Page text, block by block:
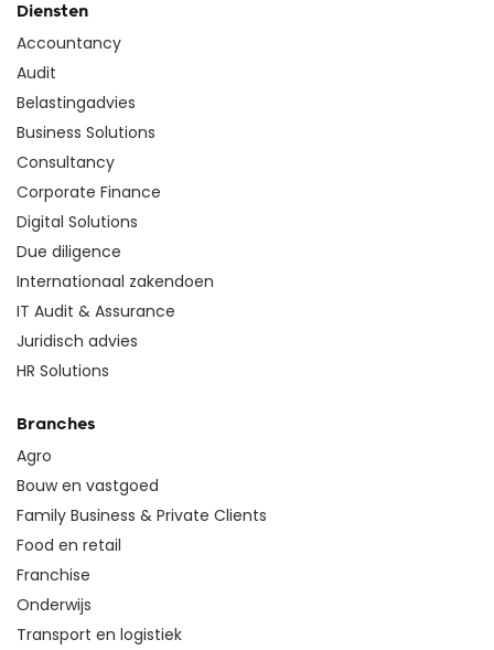
Diensten
Accountancy
Audit
Belastingadvies
Business Solutions
Consultancy
Corporate Finance
Digital Solutions
Due diligence
Internationaal zakendoen
IT Audit & Assurance
Juridisch advies
HR Solutions
Branches
Agro
Bouw en vastgoed
Family Business & Private Clients
Food en retail
Franchise
Onderwijs
Transport en logistiek